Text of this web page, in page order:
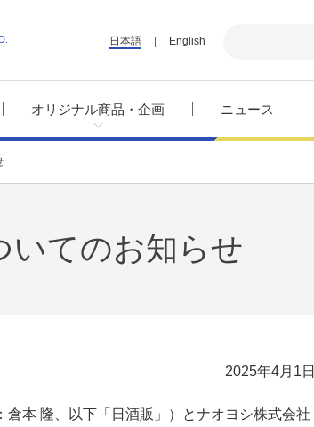
オリジナル商品・企画 ニュース
日本語 English
いてのお知らせ
2025年4月1日
本 隆、以下「日酒販」）とナオヨシ株式会社